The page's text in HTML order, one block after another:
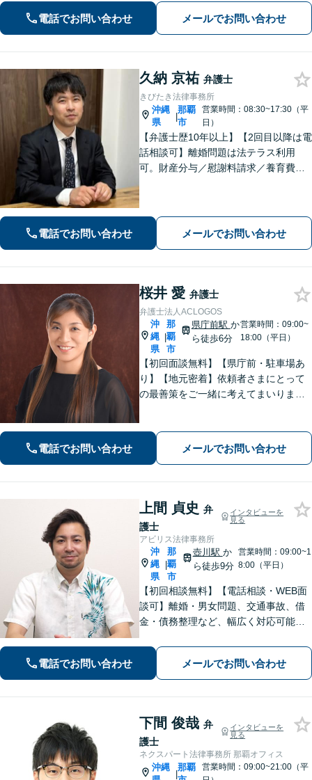
り。家族にバレない整理を実現
電話でお問い合わせ メールでお問い合わせ
久納 京祐 弁護士
きびたき法律事務所
沖縄
県
|
那覇
市
営業時間：08:30~17:30（平
日）
【弁護士歴10年以上】【2回目以降は電
話相談可】離婚問題は法テラス利用
可。財産分与／慰謝料請求／養育費な
多数【バス停「天久」2分】
電話でお問い合わせ メールでお問い合わせ
桜井 愛 弁護士
弁護士法人ACLOGOS
沖
縄
県
|
那
覇
市
県庁前駅 か
ら徒歩6分
営業時間：09:00~
18:00（平日）
【初回面談無料】【県庁前・駐車場あ
り】【地元密着】依頼者さまにとって
の最善策をご一緒に考えてまいりま
【FP1級・宅地建物取引士・銀行業務
検定の資格あり】【WEB面談可】
電話でお問い合わせ メールでお問い合わせ
上間 貞史 弁
護士
インタビューを
見る
アビリス法律事務所
沖
縄
県
|
那
覇
市
壺川駅 か
ら徒歩9分
営業時間：09:00~1
8:00（平日）
【初回相談無料】【電話相談・WEB面
談可】離婚・男女問題、交通事故、借
金・債務整理など、幅広く対応可能で
談しやすい対応体制を整備していま
す。抱えているお悩みを解決いたしま
すので、お気軽にお問い合わせくださ
い。
電話でお問い合わせ メールでお問い合わせ
下間 俊哉 弁
護士
インタビューを
見る
ネクスパート法律事務所 那覇オフィス
沖縄
|
那覇
営業時間：09:00~21:00（平